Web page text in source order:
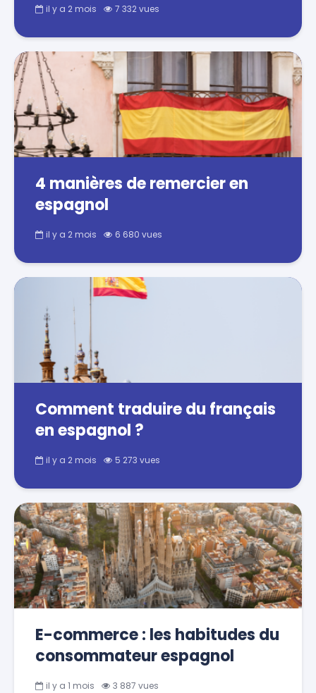
il y a 2 mois 7 332 vues
4 manières de remercier en
espagnol
il y a 2 mois 6 680 vues
Comment traduire du français
en espagnol ?
il y a 2 mois 5 273 vues
E-commerce : les habitudes du
consommateur espagnol
il y a 1 mois 3 887 vues